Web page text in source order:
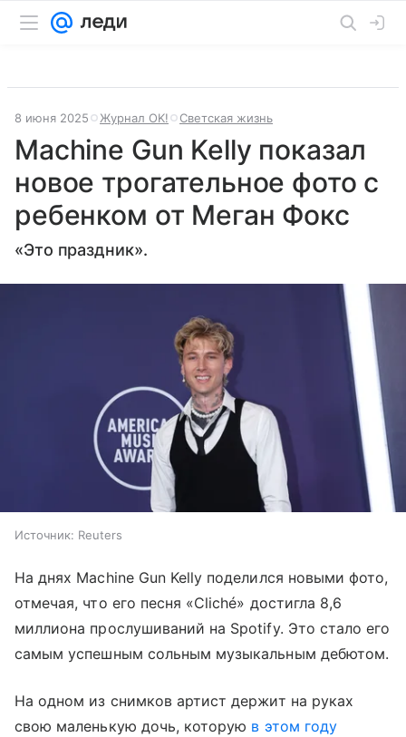
8 июня 2025 Журнал OK! Светская жизнь
Machine Gun Kelly показал
новое трогательное фото с
ребенком от Меган Фокс
«Это праздник».
Источник: Reuters
На днях Machine Gun Kelly поделился новыми фото,
отмечая, что его песня «Cliché» достигла 8,6
миллиона прослушиваний на Spotify. Это стало его
самым успешным сольным музыкальным дебютом.
На одном из снимков артист держит на руках
свою маленькую дочь, которую в этом году